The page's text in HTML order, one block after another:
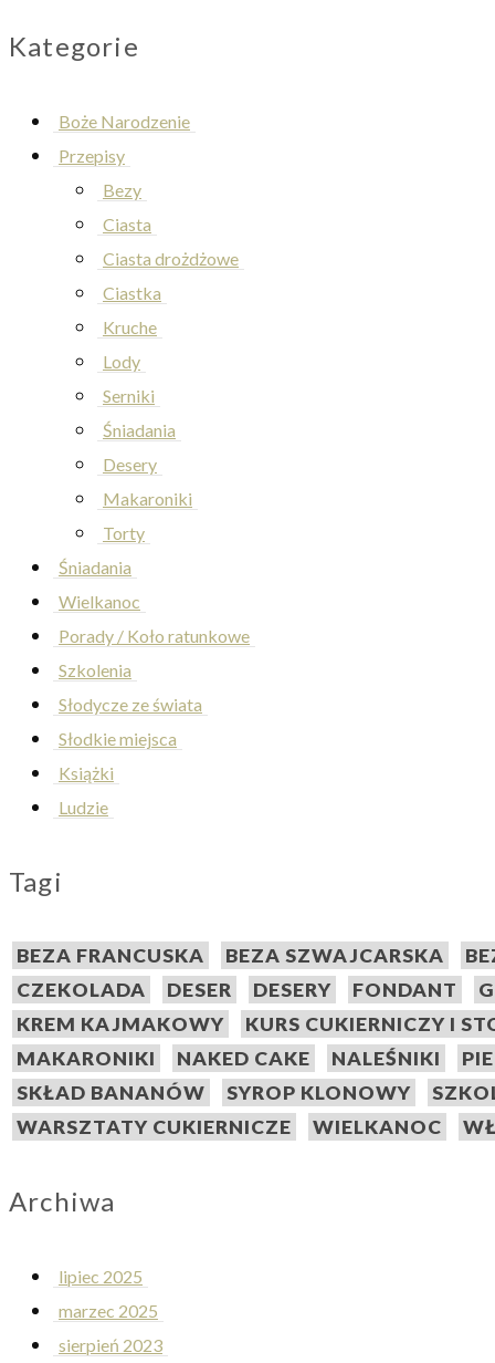
Kategorie
Boże Narodzenie
Przepisy
Bezy
Ciasta
Ciasta drożdżowe
Ciastka
Kruche
Lody
Serniki
Śniadania
Desery
Makaroniki
Torty
Śniadania
Wielkanoc
Porady / Koło ratunkowe
Szkolenia
Słodycze ze świata
Słodkie miejsca
Książki
Ludzie
Tagi
BEZA FRANCUSKA BEZA SZWAJCARSKA
CZEKOLADA
DESER DESERY FONDANT
KREM KAJMAKOWY
KURS CUKIERNICZY I
MAKARONIKI
NAKED CAKE NALEŚNIKI
SKŁAD BANANÓW
SYROP KLONOWY
WARSZTATY CUKIERNICZE
WIELKANOC
Archiwa
lipiec 2025
marzec 2025
sierpień 2023